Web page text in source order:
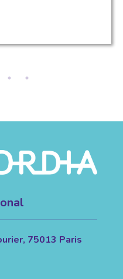
75013 Paris